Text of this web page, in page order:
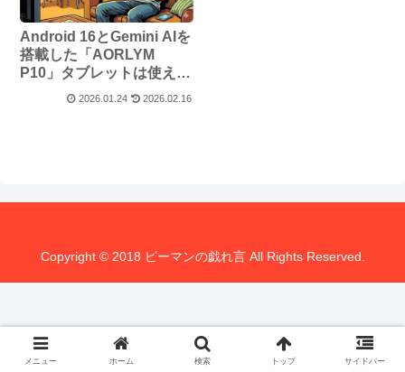
Android 16とGemini AIを
搭載した「AORLYM
P10」タブレットは使える
2026.01.24 2026.02.16
Copyright © 2018 ピーマンの戯れ言 All Rights Reserved.
メニュー ホーム 検索 トップ サイドバー